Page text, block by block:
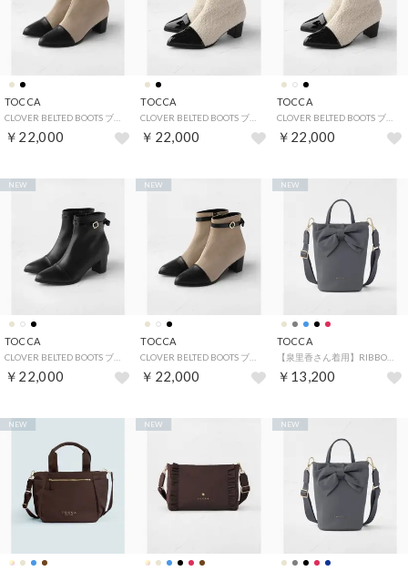
TOCCA
CLOVER BELTED BOOTS ブーツ （ベージュ系）
￥22,000
TOCCA
CLOVER BELTED BOOTS ブーツ （アイボリー系）
￥22,000
TOCCA
CLOVER BELTED BOOTS ブーツ （アイボリー系）
￥22,000
TOCCA
￥22,000
NEW
TOCCA
￥22,000
NEW
TOCCA
【泉里香さん着用】RIBBON KNOT NYLON MULTI BAG ナイロンマルチバッグ （[新色]ライトグレー系）
￥13,200
NEW
NEW NEW NEW